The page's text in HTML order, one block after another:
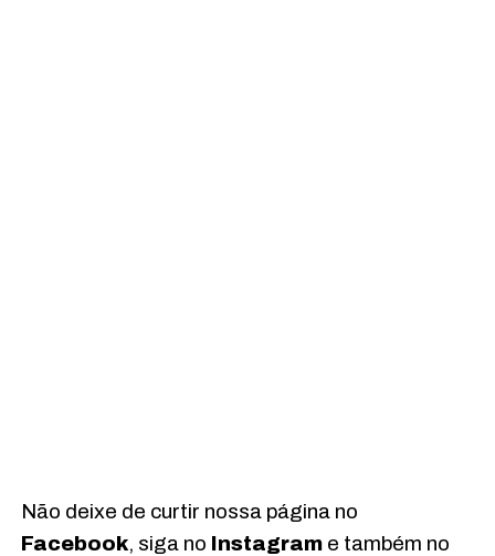
Não deixe de curtir nossa página no
Facebook, siga no Instagrame também no